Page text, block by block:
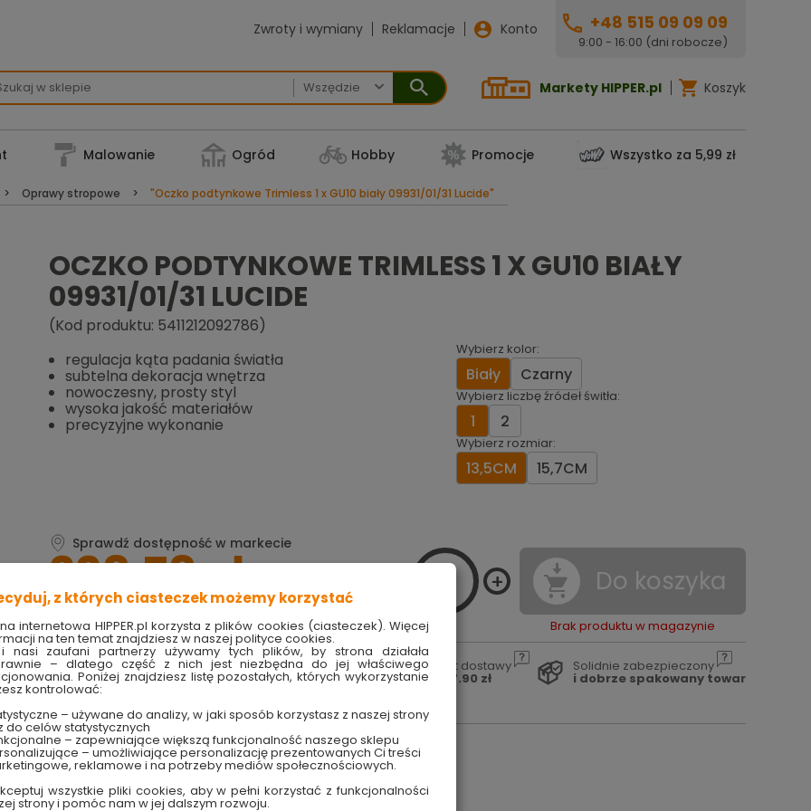
Zwroty i wymiany Reklamacje Konto +48 515 09 09 09
9:00 - 16:00 (dni robocze)
 Markety HIPPER.pl Koszyk
Malowanie Ogród Hobby Promocje Wszystko za 5,99 zł
Oprawy stropowe "Oczko podtynkowe Trimless 1 x GU10 biały 09931/01/31 Lucide"
OCZKO PODTYNKOWE TRIMLESS 1 X GU10 BIAŁY
09931/01/31 LUCIDE
(Kod produktu: 5411212092786)
regulacja kąta padania światła
subtelna dekoracja wnętrza
nowoczesny, prosty styl
wysoka jakość materiałów
precyzyjne wykonanie
Wybierz kolor:
Biały Czarny
Wybierz liczbę źródeł świtła:
1 2
Wybierz rozmiar:
13,5CM 15,7CM
Sprawdź dostępność w markecie
228.78 zł Do koszyka
Brak produktu w magazynie
Produkt w magazynie
Ilość 0 szt
Szybka wysyłka
w ciągu 10 dni
Koszt dostawy
od 17.90 zł
Solidnie zabezpieczony
i dobrze spakowany towar
techniczne
biały 09931/01/31 Lucide
z których ciasteczek możemy korzystać
internetowa HIPPER.pl korzysta z plików cookies (ciasteczek). Więcej
na ten temat znajdziesz w naszej polityce cookies.
nasi zaufani partnerzy używamy tych plików, by strona działała
– dlatego część z nich jest niezbędna do jej właściwego
Poniżej znajdziesz listę pozostałych, których wykorzystanie
kontrolować:
– używane do analizy, w jaki sposób korzystasz z naszej strony
do celów statystycznych
– zapewniające większą funkcjonalność naszego sklepu
– umożliwiające personalizację prezentowanych Ci treści
reklamowe i na potrzeby mediów społecznościowych.
wszystkie pliki cookies, aby w pełni korzystać z funkcjonalności
strony i pomóc nam w jej dalszym rozwoju.